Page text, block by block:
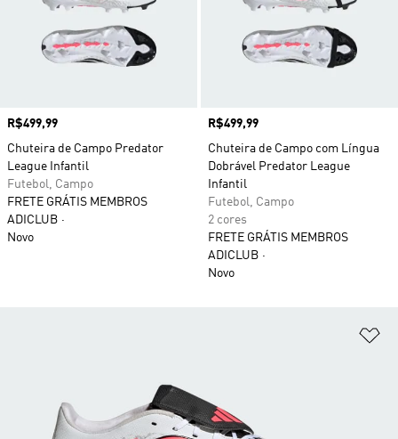
Preço
R$499,99
Chuteira de Campo Predator
League Infantil
Futebol, Campo
FRETE GRÁTIS MEMBROS
ADICLUB
Novo
Preço
R$499,99
Chuteira de Campo com Língua
Dobrável Predator League
Infantil
Futebol, Campo
2 cores
FRETE GRÁTIS MEMBROS
ADICLUB
Novo